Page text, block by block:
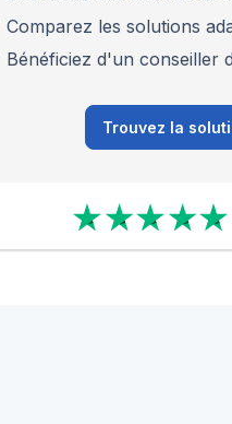
Comparez les solutions
Bénéficiez d'un conseiller
Trouvez la